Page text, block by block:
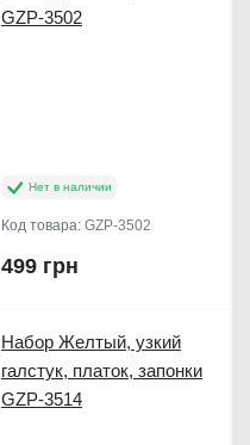
GZP-3502
Нет в наличии
Код товара: GZP-3502
499 грн
Набор Желтый, узкий
галстук, платок, запонки
GZP-3514